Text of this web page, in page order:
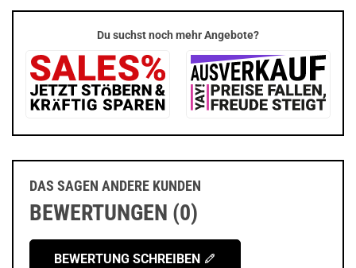
Du suchst noch mehr Angebote?
DAS SAGEN ANDERE KUNDEN
BEWERTUNGEN (0)
BEWERTUNG SCHREIBEN